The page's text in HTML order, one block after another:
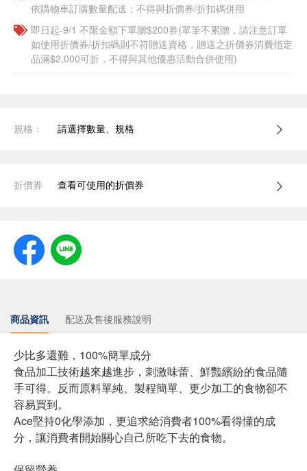
依購物車訂購數量配送；不得與折價券/折扣碼併用
即日起-9/1 不限金額下單贈$200券(單筆不累贈，請注意訂單
如使用折價券/折扣碼則不符贈送資格，贈送之折價券消費指定
品滿$2,000可折，不得與其他優惠活動合併使用)
規格： 請選擇數量、規格
折價券 查看可使用的折價券
商品資訊 配送及售後服務說明
少比多還難，100%簡單成分
食品加工技術越來越進步，刺激味蕾、鮮豔繽紛的食品隨
手可得。反而原料單純、製程簡單、更少加工的食物卻不
容易買到。
Ace堅持0化學添加，更追求給消費者100%看得懂的成
分，讓消費者開始關心自己所吃下去的食物。